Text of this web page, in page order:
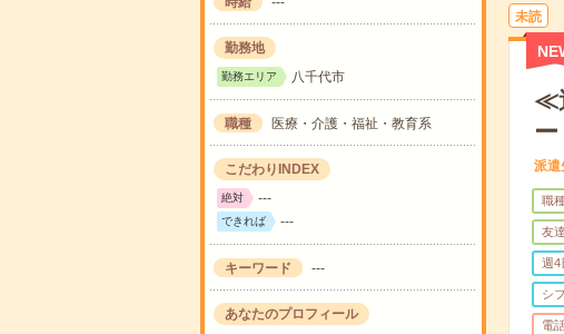
勤務地
勤務エリア 八千代市
職種 医療・介護・福祉・教育系
こだわりINDEX
絶対 ---
できれば ---
キーワード ---
あなたのプロフィール
未読
≪
ー
派遣
職
友
週4
シ
電